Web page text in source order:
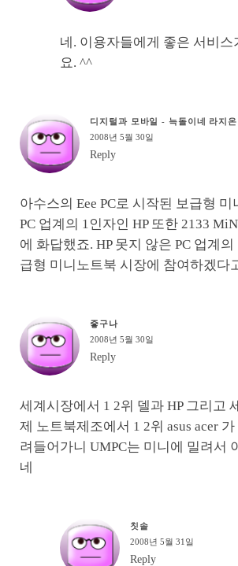
네. 이용자들에게 좋은 서비스
요. ^^
디지털과 모바일 - 늑돌이네 라지
2008년 5월 30일
Reply
아수스의 Eee PC로 시작된 보급형 미
PC 업계의 1인자인 HP 또한 2133
에 화답했죠. HP 못지 않은 PC 업계
급형 미니노트북 시장에 참여하겠다
줗구나
2008년 5월 30일
Reply
세계시장에서 1 2위 델과 HP 그리고
제 노트북제조에서 1 2위 asus acer
려들어가니 UMPC는 미니에 밀려서
네
칫솔
2008년 5월 31일
Reply